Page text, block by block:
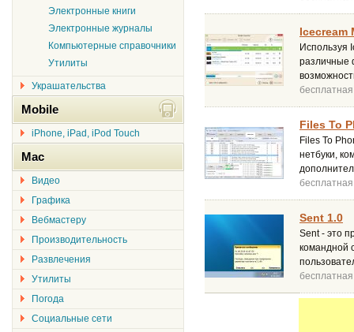
Icecream
Используя
различные
бесплатная
Files To
Files To
нетбуки,
бесплатная
Sent 1.0
Sent - это
командной
бесплатная
Электронные книги
Электронные журналы
Компьютерные справочники
Утилиты
Украшательства
Mobile
iPhone, iPad, iPod Touch
Mac
Видео
Графика
Вебмастеру
Производительность
Развлечения
Утилиты
Погода
Социальные сети